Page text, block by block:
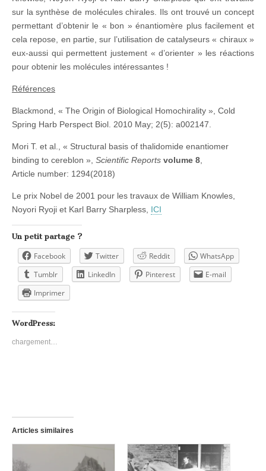
sur la synthèse de molécules chirales. Ils ont trouvé un concept
permettant d’obtenir le « bon » énantiomère plus facilement et
cela repose, en partie, sur l’utilisation de catalyseurs « chiraux »
eux-aussi qui permettent justement « d’orienter » les réactions
pour obtenir les molécules intéressantes !
Références
Blackmond, « The Origin of Biological Homochirality », Cold
Spring Harb Perspect Biol . 2010 May; 2(5): a002147.
Mori T. et al., « Structural basis of thalidomide enantiomer
binding to cereblon », Scientific Reports volume 8
Article number: 1294(2018)
Le prix Nobel de 2001 pour les travaux de William Knowles,
Noyori Ryoji et Karl Barry Sharpless, ICI
Un petit partage ?
Facebook Twitter Reddit
WhatsApp
Tumblr
LinkedIn Pinterest
E-mail
Imprimer
WordPress:
chargement…
Articles similaires